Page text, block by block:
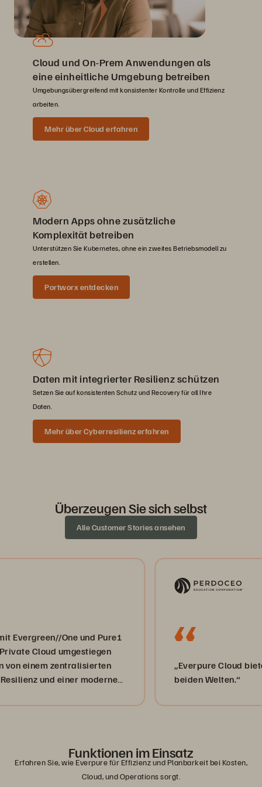
Cloud und On-Prem Anwendungen als
eine einheitliche Umgebung betreiben
Umgebungsübergreifend mit konsistenter Kontrolle und Effizienz
arbeiten.
Mehr über Cloud erfahren
Modern Apps ohne zusätzliche
Komplexität betreiben
Unterstützen Sie Kubernetes, ohne ein zweites Betriebsmodell zu
erstellen.
Portworx entdecken
Daten mit integrierter Resilienz schützen
Setzen Sie auf konsistenten Schutz und Recovery für all Ihre
Daten.
Mehr über Cyberresilienz erfahren
Überzeugen Sie sich selbst
Alle Customer Stories ansehen
One und Pure1
umgestiegen
zentralisierten
und einer modernen
„Everpure Cloud bietet uns
beiden Welten.“
Funktionen im Einsatz
Erfahren Sie, wie Everpure für Effizienz und Planbarkeit bei Kosten,
Cloud, und Operations sorgt.